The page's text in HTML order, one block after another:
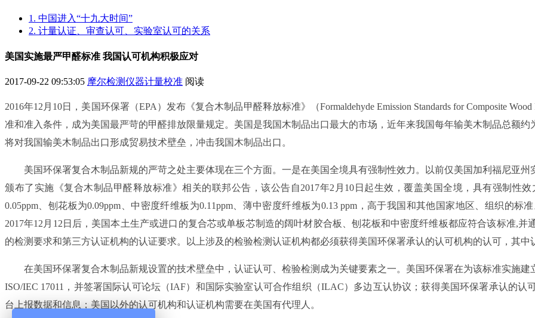
1. 中国进入“十九大时间”
2. 计量认证、审查认可、实验室认可的关系
美国实施最严甲醛标准 我国认可机构积极应对
2017-09-22 09:53:05 摩尔检测仪器计量校准 阅读
2016年12月10日，美国环保署（EPA）发布《复合木制品甲醛释放标准》（Formaldehyde Emission Standards for Composite
准和准入条件，成为美国最严苛的甲醛排放限量规定。美国是我国木制品出口最大的市场，近年来我国每年输美木制品总额
将对我国输美木制品出口形成贸易技术壁垒，冲击我国木制品出口。
美国环保署复合木制品新规的严苛之处主要体现在三个方面。一是在美国全境具有强制性效力。以前仅美国加利福尼亚州
颁布了实施《复合木制品甲醛释放标准》相关的联邦公告，该公告自2017年2月10日起生效，覆盖美国全境，具有强制性
0.05ppm、刨花板为0.09ppm、中密度纤维板为0.11ppm、薄中密度纤维板为0.13 ppm，高于我国和其他国家地区、组织的
2017年12月12日后，美国本土生产或进口的复合芯或单板芯制造的阔叶材胶合板、刨花板和中密度纤维板都应符合该标准,并
的检测要求和第三方认证机构的认证要求。以上涉及的检验检测认证机构都必须获得美国环保署承认的认可机构的认可，其
在美国环保署复合木制品新规设置的技术壁垒中，认证认可、检验检测成为关键要素之一。美国环保署在为该标准实施建
ISO/IEC 17011，并签署国际认可论坛（IAF）和国际实验室认可合作组织（ILAC）多边互认协议；获得美国环保署承认的
台上报数据和信息；美国以外的认可机构和认证机构需要在美国有代理人。